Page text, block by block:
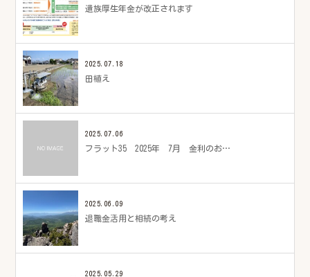
遺族厚生年金が改正されます
2025.07.18
田植え
2025.07.06
フラット35 2025年 7月 金利のお…
2025.06.09
退職金活用と相続の考え
2025.05.29